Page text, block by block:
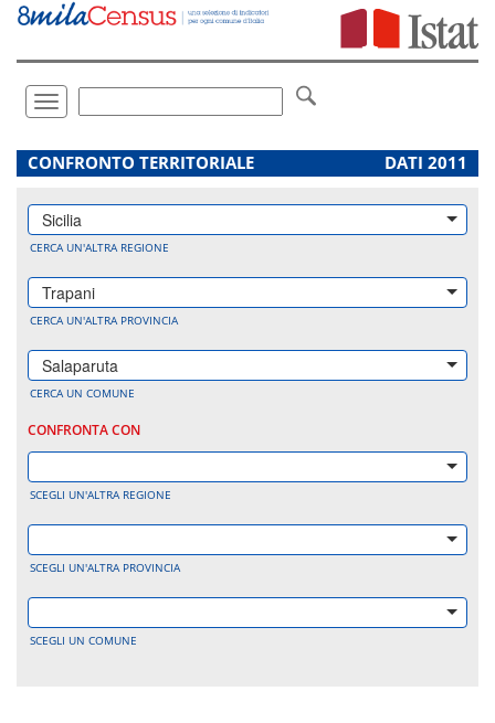
Vai
direttamente
Toggle
navigation
.
CONFRONTO TERRITORIALE DATI 2011
Sicilia
CERCA UN'ALTRA REGIONE
Trapani
CERCA UN'ALTRA PROVINCIA
Salaparuta
CERCA UN COMUNE
CONFRONTA CON
SCEGLI UN'ALTRA REGIONE
SCEGLI UN'ALTRA PROVINCIA
SCEGLI UN COMUNE